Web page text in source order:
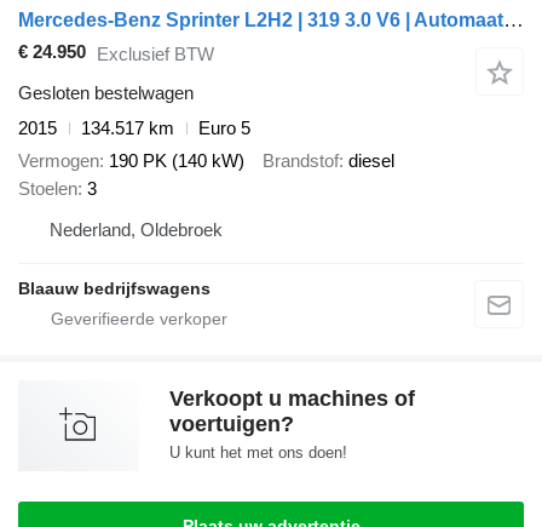
Mercedes-Benz Sprinter L2H2 | 319 3.0 V6 | Automaat Dhollandia Laadklep
€ 24.950 Exclusief BTW
Gesloten bestelwagen
2015
134.517 km
Euro 5
Vermogen 190 PK (140 kW) Brandstof diesel
Stoelen 3
Nederland, Oldebroek
Blaauw bedrijfswagens
Verkoopt u machines of
voertuigen?
U kunt het met ons doen!